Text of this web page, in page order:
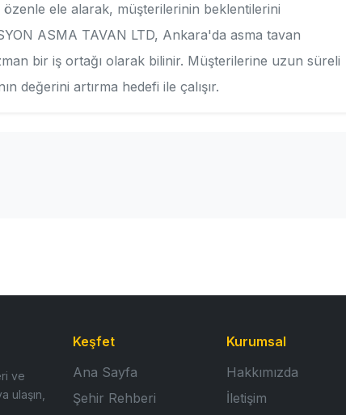
ele alarak, müşterilerinin beklentilerini
ASMA TAVAN LTD, Ankara'da asma tavan
bir iş ortağı olarak bilinir. Müşterilerine uzun süreli
değerini artırma hedefi ile çalışır.
ve
ulaşın,
Keşfet
Ana Sayfa
Şehir Rehberi
Kurumsal
Hakkımızda
İletişim